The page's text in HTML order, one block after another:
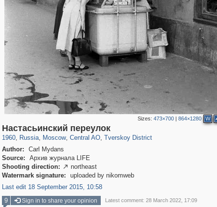
Sizes: 473×700| 864×1280 W
Настасьинский переулок
1960, Russia
1,406,756 29,243
, Moscow
319,864 8,286
, Central AO
160,011 5,916
, Tverskoy District
53,052
Author:
Carl Mydans
Source:
Архив журнала LIFE
Shooting direction:  northeast
Watermark signature:
uploaded by nikomweb
Last edit 18 September 2015, 10:58
9
Sign in to share your opinion Latest comment: 28 March 2022, 17:09